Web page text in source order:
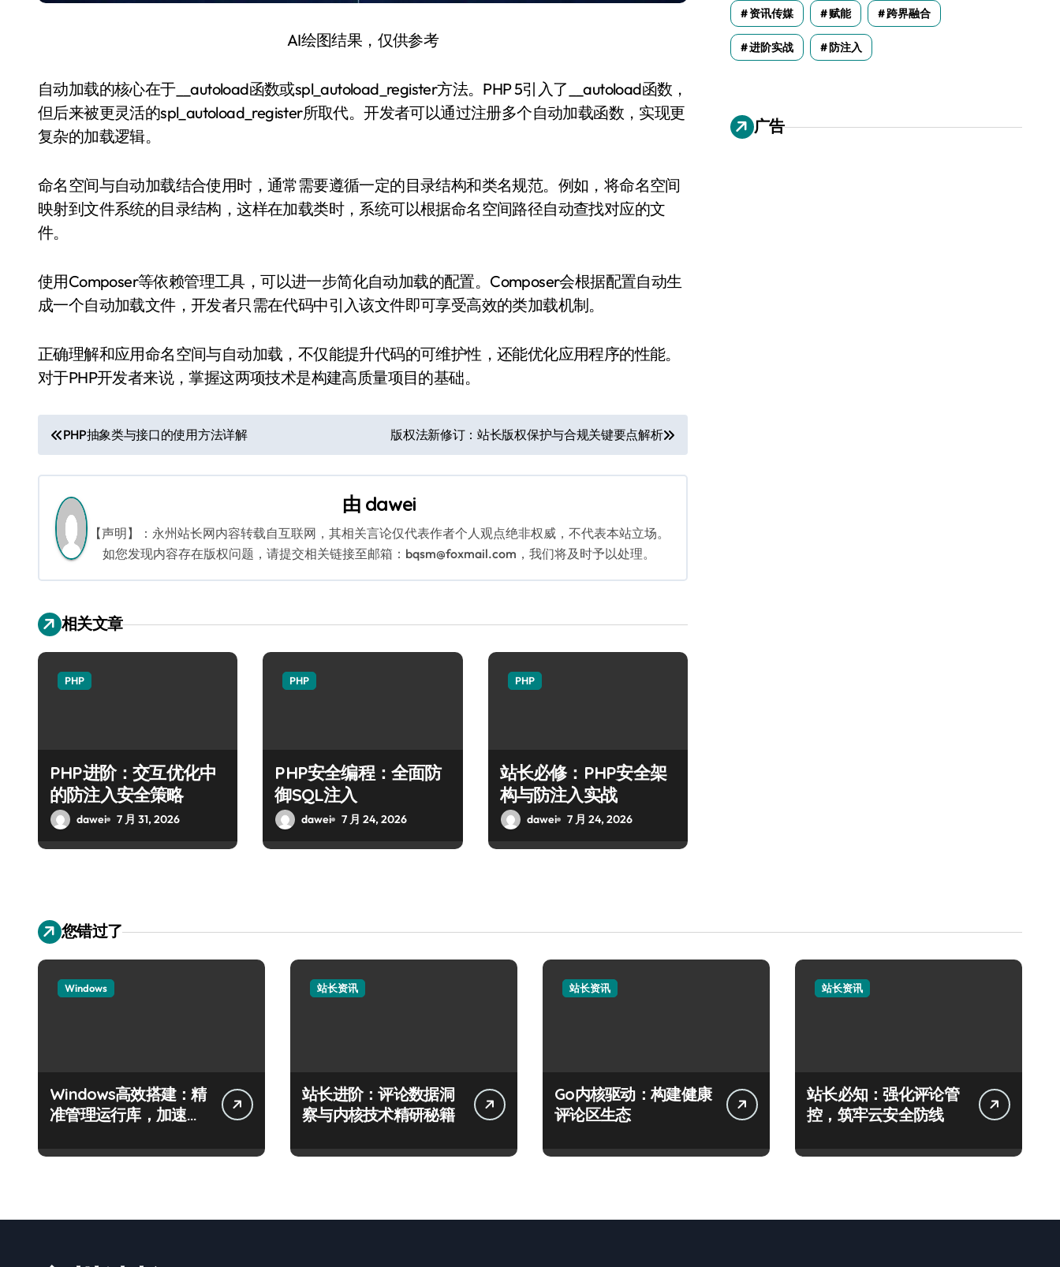
AI绘图结果，仅供参考
自动加载的核心在于__autoload函数或spl_autoload_register方法。PHP 5引入了__autoload函数，
但后来被更灵活的spl_autoload_register所取代。开发者可以通过注册多个自动加载函数，实现更
复杂的加载逻辑。
命名空间与自动加载结合使用时，通常需要遵循一定的目录结构和类名规范。例如，将命名空间
映射到文件系统的目录结构，这样在加载类时，系统可以根据命名空间路径自动查找对应的文
件。
使用Composer等依赖管理工具，可以进一步简化自动加载的配置。Composer会根据配置自动生
成一个自动加载文件，开发者只需在代码中引入该文件即可享受高效的类加载机制。
正确理解和应用命名空间与自动加载，不仅能提升代码的可维护性，还能优化应用程序的性能。
对于PHP开发者来说，掌握这两项技术是构建高质量项目的基础。
文
章
导
航
PHP抽象类与接口的使用方法详解 版权法新修订：站长版权保护与合规关键要点解析
由 dawei
【声明】：永州站长网内容转载自互联网，其相关言论仅代表作者个人观点绝非权威，不代表本站立场。
如您发现内容存在版权问题，请提交相关链接至邮箱：bqsm@foxmail.com，我们将及时予以处理。
相关文章
PHP
PHP进阶：交互优化中
的防注入安全策略
dawei 7 月 31, 2026
PHP
PHP安全编程：全面防
御SQL注入
dawei 7 月 24, 2026
PHP
站长必修：PHP安全架
构与防注入实战
dawei 7 月 24, 2026
资讯传媒 赋能 跨界融合
进阶实战 防注入
广告
您错过了
Windows
Windows高效搭建：精
准管理运行库，加速创
站长资讯
站长进阶：评论数据洞
察与内核技术精研秘籍
站长资讯
Go内核驱动：构建健康
评论区生态
站长资讯
站长必知：强化评论管
控，筑牢云安全防线